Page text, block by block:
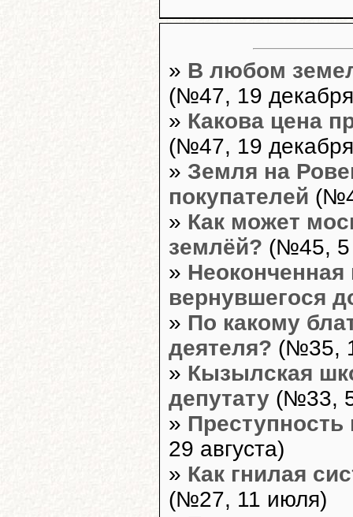
» В любом
(№47, 19
» Какова цена
(№47, 19
» Земля на
покупателей
» Как может
землёй? (№45, 5
» Неоконченная
вернувшегося
» По какому
деятеля? (№35,
» Кызылская
депутату (№33,
»
29 августа)
» Как гнилая
(№27, 11 июля)